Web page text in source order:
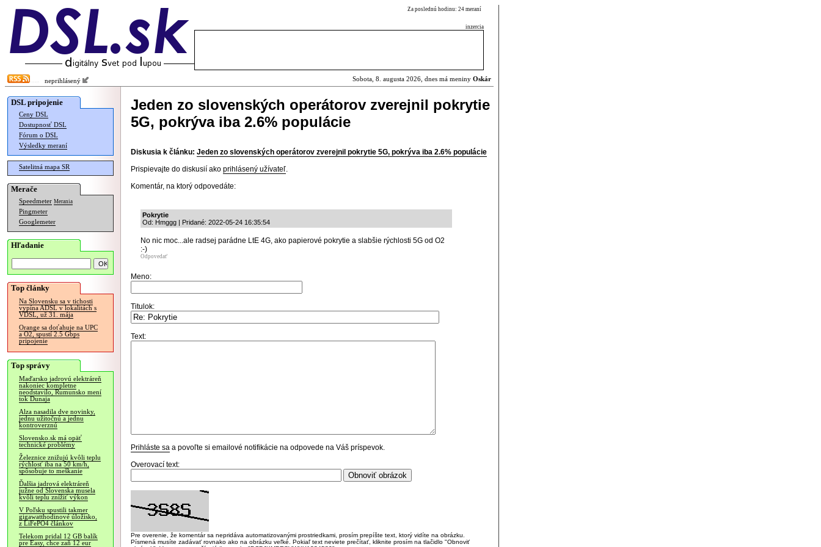
Za poslednú hodinu: 24 meraní
inzercia
neprihlásený Sobota, 8. augusta 2026, dnes má meniny Oskár
DSL pripojenie
Ceny DSL
Dostupnosť DSL
Fórum o DSL
Výsledky meraní
Satelitná mapa SR
Merače
Speedmeter Merania
Pingmeter
Googlemeter
Hľadanie
Top články
Na Slovensku sa v tichosti
vypína ADSL v lokalitách s
VDSL, už 31. mája
Orange sa doťahuje na UPC
a O2, spustí 2.5 Gbps
pripojenie
Top správy
Maďarsko jadrovú elektráreň
nakoniec kompletne
neodstavilo, Rumunsko mení
tok Dunaja
Alza nasadila dve novinky,
jednu užitočnú a jednu
kontroverznú
Slovensko.sk má opäť
technické problémy
Železnice znižujú kvôli teplu
rýchlosť iba na 50 km/h,
spôsobuje to meškanie
Ďalšia jadrová elektráreň
južne od Slovenska musela
kvôli teplu znížiť výkon
V Poľsku spustili takmer
gigawatthodinové úložisko,
z LiFePO4 článkov
Telekom pridal 12 GB balík
pre Easy, chce zaň 12 eur
Jeden zo slovenských operátorov zverejnil pokrytie
5G, pokrýva iba 2.6% populácie
Diskusia k článku: Jeden zo slovenských operátorov zverejnil pokrytie 5G, pokrýva iba 2.6% populácie
Prispievajte do diskusií ako prihlásený užívateľ.
Komentár, na ktorý odpovedáte:
Pokrytie
Od: Hmggg | Pridané: 2022-05-24 16:35:54
No nic moc...ale radsej parádne LtE 4G, ako papierové pokrytie a slabšie rýchlosti 5G od O2
:-)
Odpovedať
Meno:
Titulok:
Text:
Prihláste sa a povoľte si emailové notifikácie na odpovede na Váš príspevok.
Overovací text:
Pre overenie, že komentár sa nepridáva automatizovanými prostriedkami, prosím prepíšte text, ktorý vidíte na obrázku.
Písmená musíte zadávať rovnako ako na obrázku veľké. Pokiaľ text neviete prečítať, kliknite prosím na tlačidlo "Obnoviť